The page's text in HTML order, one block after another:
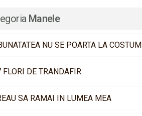
Manele
NU SE POARTA LA COSTUM
DE TRANDAFIR
SA RAMAI IN LUMEA MEA